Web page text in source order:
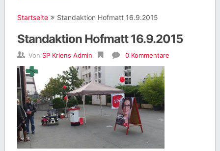
Startseite Standaktion Hofmatt 16.9.2015
Standaktion Hofmatt 16.9.2015
Von SP Kriens Admin 0 Kommentare